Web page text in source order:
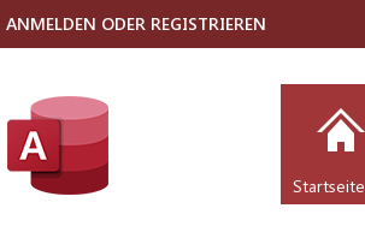
ANMELDEN ODER REGISTRIEREN
Startseite